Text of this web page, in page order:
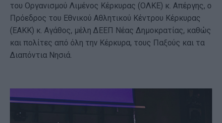
του Οργανισμού Λιμένος Κέρκυρας (ΟΛΚΕ) κ. Απέργης, ο
Πρόεδρος του Εθνικού Αθλητικού Κέντρου Κέρκυρας
(ΕΑΚΚ) κ. Αγάθος, μέλη ΔΕΕΠ Νέας Δημοκρατίας, καθώς
και πολίτες από όλη την Κέρκυρα, τους Παξούς και τα
Διαπόντια Νησιά.